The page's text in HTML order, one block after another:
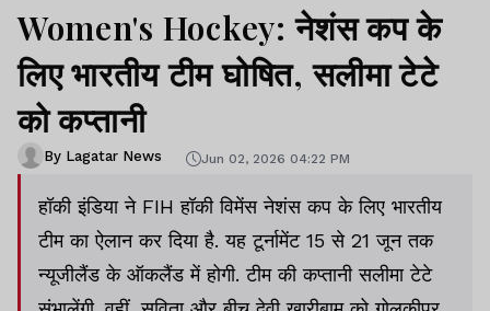
Women's Hockey: नेशंस कप के
लिए भारतीय टीम घोषित, सलीमा टेटे
को कप्तानी
By Lagatar News Jun 02, 2026 04:22 PM
हॉकी इंडिया ने FIH हॉकी विमेंस नेशंस कप के लिए भारतीय
टीम का ऐलान कर दिया है. यह टूर्नामेंट 15 से 21 जून तक
न्यूजीलैंड के ऑकलैंड में होगी. टीम की कप्तानी सलीमा टेटे